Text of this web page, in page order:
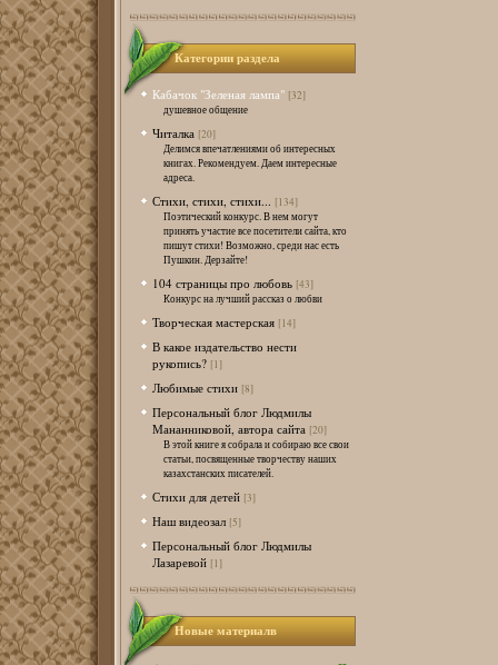
Категории раздела
Кабачок "Зеленая лампа" [32]
душевное общение
Читалка [20]
Делимся впечатлениями об интересных
книгах. Рекомендуем. Даем интересные
адреса.
Стихи, стихи, стихи... [134]
Поэтический конкурс. В нем могут
принять участие все посетители сайта, кто
пишут стихи! Возможно, среди нас есть
Пушкин. Дерзайте!
104 страницы про любовь [43]
Конкурс на лучший рассказ о любви
Творческая мастерская [14]
В какое издательство нести
рукопись? [1]
Любимые стихи [8]
Персональный блог Людмилы
Мананниковой, автора сайта [20]
В этой книге я собрала и собираю все свои
статьи, посвященные творчеству наших
казахстанских писателей.
Стихи для детей [3]
Наш видеозал [5]
Персональный блог Людмилы
Лазаревой [1]
Новые материалв